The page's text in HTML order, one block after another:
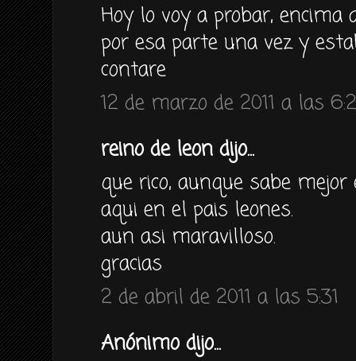
Hoy lo voy a probar, encima
por esa parte una vez y
contare
12 de marzo de 2011 a las
reino de leon dijo...
que rico, aunque sabe
aqui en el pais leones.
aun asi maravilloso.
gracias
2 de abril de 2011 a las 5:31
Anónimo dijo...